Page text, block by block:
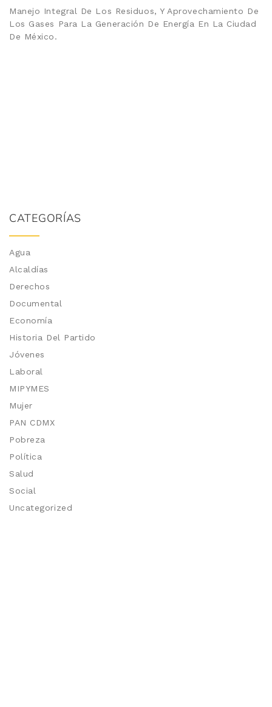
Manejo Integral De Los Residuos, Y Aprovechamiento De
Los Gases Para La Generación De Energía En La Ciudad
De México.
CATEGORÍAS
Agua
Alcaldías
Derechos
Documental
Economía
Historia Del Partido
Jóvenes
Laboral
MIPYMES
Mujer
PAN CDMX
Pobreza
Política
Salud
Social
Uncategorized